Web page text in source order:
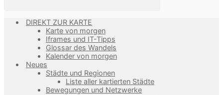
DIREKT ZUR KARTE
Karte von morgen
Iframes und IT-Tipps
Glossar des Wandels
Kalender von morgen
Neues
Städte und Regionen
Liste aller kartierten Städte
Bewegungen und Netzwerke